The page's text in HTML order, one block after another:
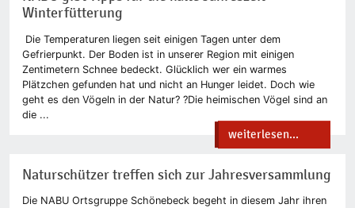
Winterfütterung
Die Temperaturen liegen seit einigen Tagen unter dem
Gefrierpunkt. Der Boden ist in unserer Region mit einigen
Zentimetern Schnee bedeckt. Glücklich wer ein warmes
Plätzchen gefunden hat und nicht an Hunger leidet. Doch wie
geht es den Vögeln in der Natur? ?Die heimischen Vögel sind an
die ...
weiterlesen...
Naturschützer treffen sich zur Jahresversammlung
Die NABU Ortsgruppe Schönebeck begeht in diesem Jahr ihren